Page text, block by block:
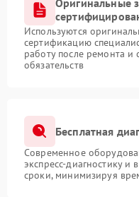
Оригинальные
Используются
сертификацию
работу после ремонта и
обязательств
Бесплатная
Современное
экспресс-диагностику и
сроки, минимизируя